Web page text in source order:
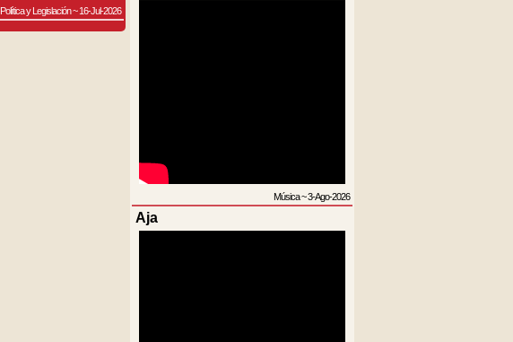
Política y Legislación~16-Jul-2026
Música~3-Ago-2026
Aja